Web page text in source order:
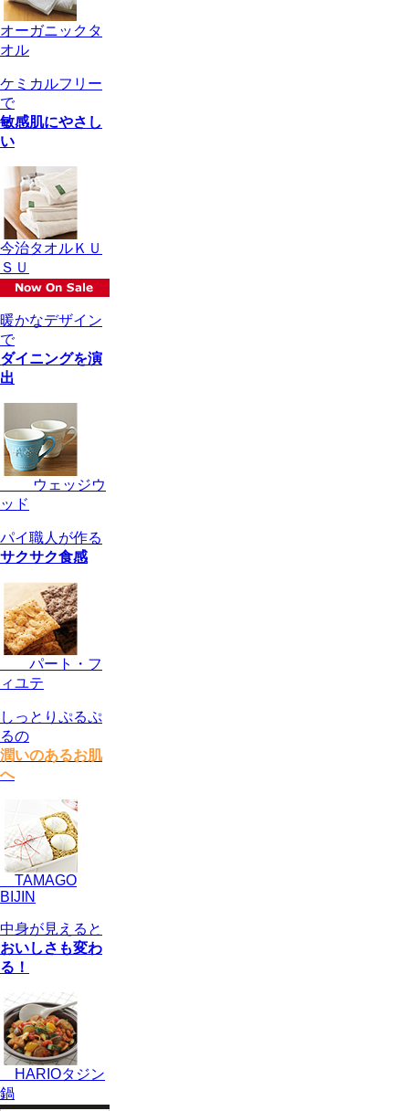
オーガニックタ
オル
ケミカルフリー
で
敏感肌にやさし
い
今治タオルＫＵ
ＳＵ
暖かなデザイン
で
ダイニングを演
出
ウェッジウ
ッド
パイ職人が作る
サクサク食感
パート・フ
ィユテ
しっとりぷるぷ
るの
潤いのあるお肌
へ
TAMAGO
BIJIN
中身が見えると
おいしさも変わ
る！
HARIOタジン
鍋